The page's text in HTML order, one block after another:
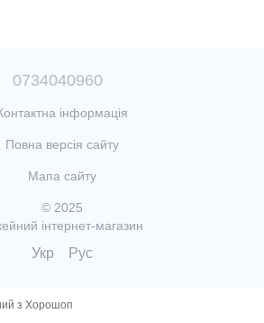
0734040960
інформація
Повна версія сайту
Мапа сайту
© 2025
інтернет-магазин
Укр Рус
з Хорошоп